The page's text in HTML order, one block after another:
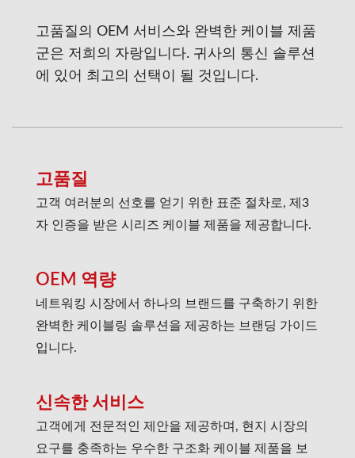
고품질의 OEM 서비스와 완벽한 케이블 제품
군은 저희의 자랑입니다. 귀사의 통신 솔루션
에 있어 최고의 선택이 될 것입니다.
고품질
고객 여러분의 선호를 얻기 위한 표준 절차로, 제3
자 인증을 받은 시리즈 케이블 제품을 제공합니다.
OEM 역량
네트워킹 시장에서 하나의 브랜드를 구축하기 위한
완벽한 케이블링 솔루션을 제공하는 브랜딩 가이드
입니다.
신속한 서비스
고객에게 전문적인 제안을 제공하며, 현지 시장의
요구를 충족하는 우수한 구조화 케이블 제품을 보